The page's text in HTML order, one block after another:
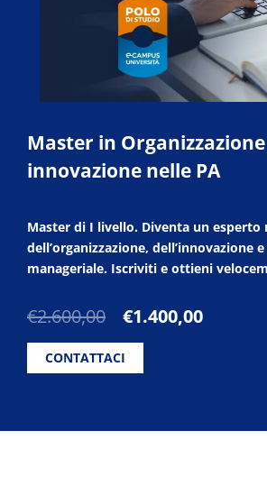
Master in
innovazione nelle PA
Master di I livello. Diventa un esperto
dell’organizzazione, dell’innovazione
manageriale. Iscriviti e ottieni
€2.600,00
Il
originale
era:
€1.400,00Il
CONTATTACI